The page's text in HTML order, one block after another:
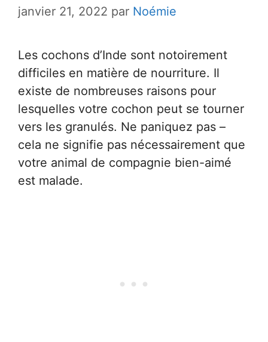
janvier 21, 2022 par Noémie
Les cochons d’Inde sont notoirement
difficiles en matière de nourriture. Il
existe de nombreuses raisons pour
lesquelles votre cochon peut se tourner
vers les granulés. Ne paniquez pas –
cela ne signifie pas nécessairement que
votre animal de compagnie bien-aimé
est malade.